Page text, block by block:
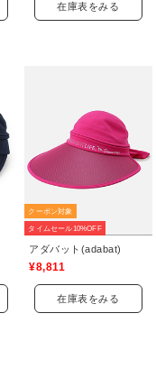
在庫表をみる
クーポン対象
タイムセール10%OFF
アダバット(adabat)
¥8,811
在庫表をみる